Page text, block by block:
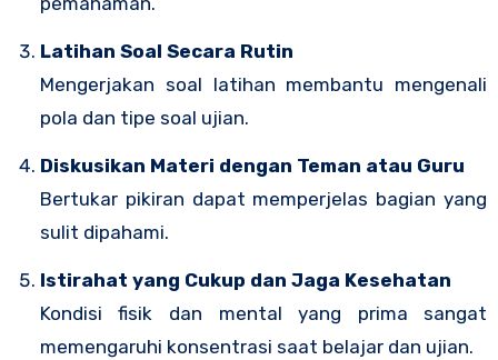
Latihan Soal Secara Rutin
Mengerjakan soal latihan membantu mengenali
pola dan tipe soal ujian.
Diskusikan Materi dengan Teman atau Guru
Bertukar pikiran dapat memperjelas bagian yang
sulit dipahami.
Istirahat yang Cukup dan Jaga Kesehatan
Kondisi fisik dan mental yang prima sangat
memengaruhi konsentrasi saat belajar dan ujian.